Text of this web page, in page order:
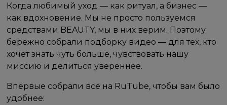
Когда любимый уход — как ритуал, а бизнес —
как вдохновение. Мы не просто пользуемся
средствами BEAUTY, мы в них верим. Поэтому
бережно собрали подборку видео — для тех, кто
хочет знать чуть больше, чувствовать нашу
миссию и делиться увереннее.
Впервые собрали всё на RuTube, чтобы вам было
удобнее: